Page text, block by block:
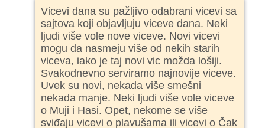
Vicevi dana su pažljivo odabrani vicevi sa
sajtova koji objavljuju viceve dana. Neki
ljudi više vole nove viceve. Novi vicevi
mogu da nasmeju više od nekih starih
viceva, iako je taj novi vic možda lošiji.
Svakodnevno serviramo najnovije viceve.
Uvek su novi, nekada više smešni
nekada manje. Neki ljudi više vole viceve
o Muji i Hasi. Opet, nekome se više
sviđaju vicevi o plavušama ili vicevi o Čak